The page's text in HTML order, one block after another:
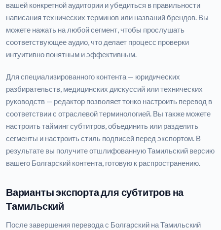
вашей конкретной аудитории и убедиться в правильности
написания технических терминов или названий брендов. Вы
можете нажать на любой сегмент, чтобы прослушать
соответствующее аудио, что делает процесс проверки
интуитивно понятным и эффективным.
Для специализированного контента — юридических
разбирательств, медицинских дискуссий или технических
руководств — редактор позволяет тонко настроить перевод в
соответствии с отраслевой терминологией. Вы также можете
настроить тайминг субтитров, объединить или разделить
сегменты и настроить стиль подписей перед экспортом. В
результате вы получите отшлифованную Тамильский версию
вашего Болгарский контента, готовую к распространению.
Варианты экспорта для субтитров на
Тамильский
После завершения перевода с Болгарский на Тамильский